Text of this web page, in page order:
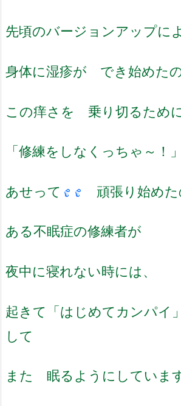
先頃のバージョンアップに
身体に湿疹が でき始めた
この痒さを 乗り切るため
「修練をしなくっちゃ～
あせって 頑張り始めた
ある不眠症の修練者が
夜中に寝れない時には、
起きて「はじめてカンパイ
して
また 眠るようにしています